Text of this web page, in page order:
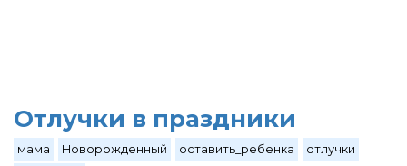
Отлучки в праздники
мама Новорожденный оставить_ребенка
отлучки